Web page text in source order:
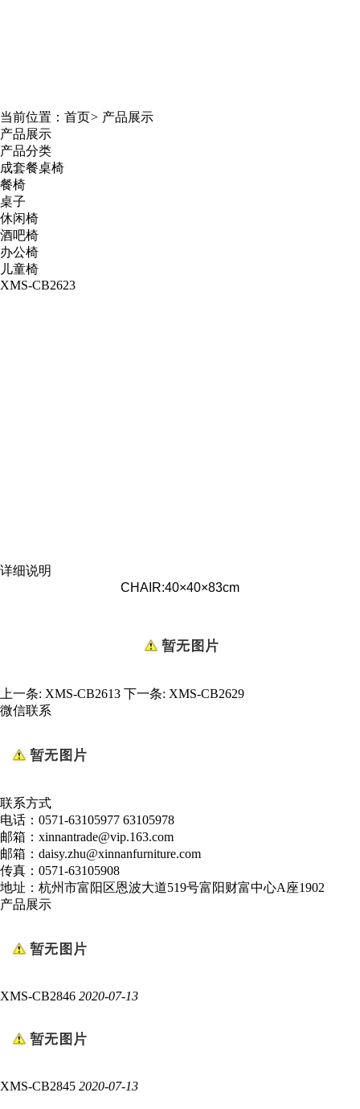
当前位置： 首页> 产品展示
产品展示
产品分类
成套餐桌椅
餐椅
桌子
休闲椅
酒吧椅
办公椅
儿童椅
XMS-CB2623
详细说明
CHAIR:40×40×83cm
上一条: XMS-CB2613 下一条: XMS-CB2629
微信联系
联系方式
电话：0571-63105977 63105978
邮箱：xinnantrade@vip.163.com
邮箱：daisy.zhu@xinnanfurniture.com
传真：0571-63105908
地址：杭州市富阳区恩波大道519号富阳财富中心A座1902
产品展示
XMS-CB2846 2020-07-13
XMS-CB2845 2020-07-13